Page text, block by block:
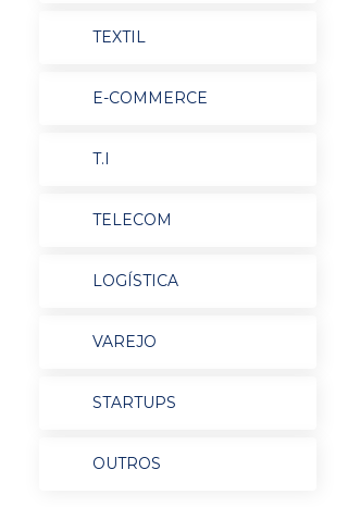
TEXTIL
E-COMMERCE
T.I
TELECOM
LOGÍSTICA
VAREJO
STARTUPS
OUTROS